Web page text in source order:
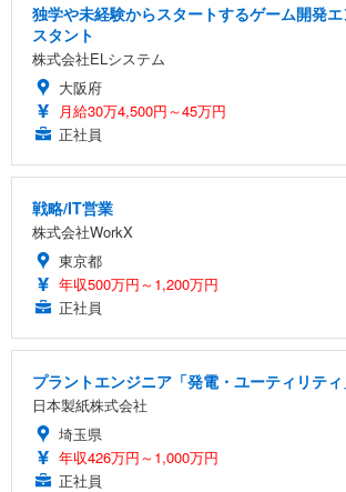
独学や未経験からスタートするゲーム開発
スタント
株式会社ELシステム
大阪府
月給30万4,500円～45万円
正社員
戦略/IT営業
株式会社WorkX
東京都
年収500万円～1,200万円
正社員
プラントエンジニア「発電・ユーティリティ
日本製紙株式会社
埼玉県
年収426万円～1,000万円
正社員